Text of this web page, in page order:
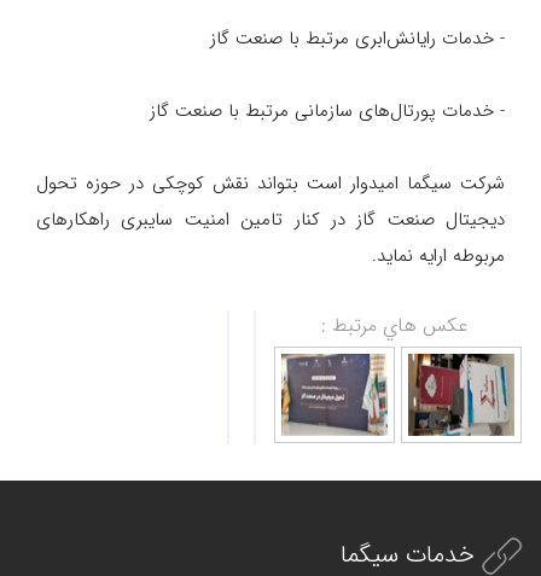
- خدمات رایانش‌ابری مرتبط با صنعت گاز
- خدمات پورتال‌های سازمانی مرتبط با صنعت گاز
شرکت سیگما امیدوار است بتواند نقش کوچکی در حوزه تحول
دیجیتال صنعت گاز در کنار تامین امنیت سایبری راهکارهای
مربوطه ارایه نماید.
عكس هاي مرتبط :
خدمات سیگما